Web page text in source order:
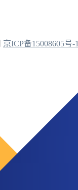
京ICP备15008605号-1